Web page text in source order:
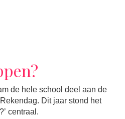
de hele school deel aan de
Dit jaar stond het
centraal.